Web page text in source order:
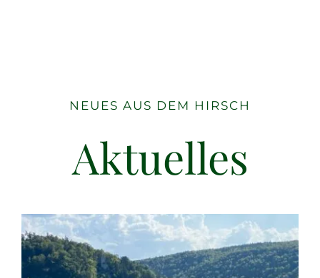
NEUES AUS DEM HIRSCH
Aktuelles